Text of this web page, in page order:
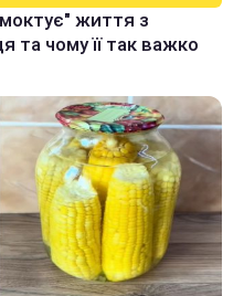
життя з
та чому її так важко